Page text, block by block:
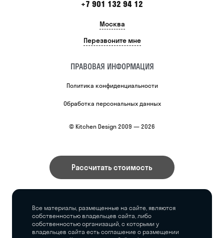
+7 901 132 94 12
Москва
Перезвоните мне
ПРАВОВАЯ ИНФОРМАЦИЯ
Политика конфиденциальности
Обработка персональных данных
© Kitchen Design 2009 — 2026
Рассчитать стоимость
Все материалы, размещенные на сайте, являются
собственностью владельцев сайта, либо
собственностью организаций, с которыми у
владельцев сайта есть соглашение о размещении